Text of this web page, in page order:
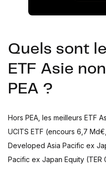
Quels sont
ETF Asie
PEA ?
Hors PEA, les meilleurs ETF
UCITS ETF (encours 6,7
Developed Asia Pacific ex
Pacific ex Japan Equity (TER